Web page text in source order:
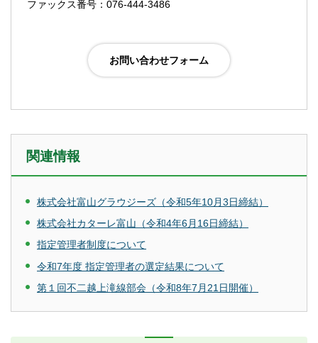
ファックス番号：076-444-3486
関連情報
株式会社富山グラウジーズ（令和5年10月3日締結）
株式会社カターレ富山（令和4年6月16日締結）
指定管理者制度について
令和7年度 指定管理者の選定結果について
第１回不二越上滝線部会（令和8年7月21日開催）